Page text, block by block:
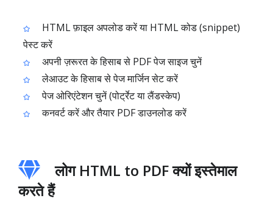
HTML फ़ाइल अपलोड करें या HTML कोड (snippet)
पेस्ट करें
अपनी ज़रूरत के हिसाब से PDF पेज साइज चुनें
लेआउट के हिसाब से पेज मार्जिन सेट करें
पेज ओरिएंटेशन चुनें (पोर्ट्रेट या लैंडस्केप)
कनवर्ट करें और तैयार PDF डाउनलोड करें
लोग HTML to PDF क्यों इस्तेमाल
करते हैं